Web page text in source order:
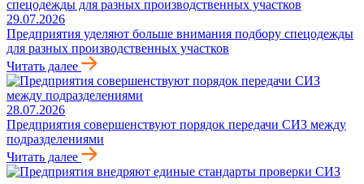
29.07.2026
Предприятия уделяют больше внимания подбору спецодежды
для разных производственных участков
Читать далее
28.07.2026
Предприятия совершенствуют порядок передачи СИЗ между
подразделениями
Читать далее